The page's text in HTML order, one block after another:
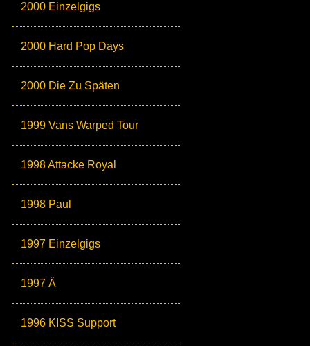
2000 Einzelgigs
2000 Hard Pop Days
2000 Die Zu Späten
1999 Vans Warped Tour
1998 Attacke Royal
1998 Paul
1997 Einzelgigs
1997 Ä
1996 KISS Support